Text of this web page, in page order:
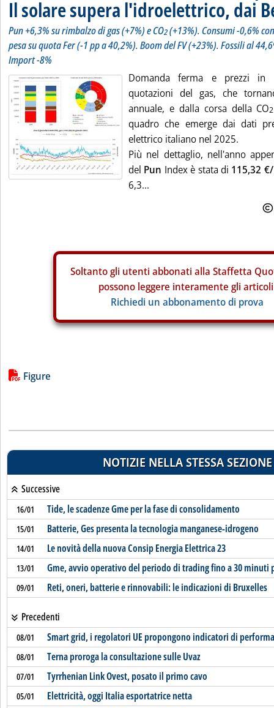
Il solare supera l'idroelettrico, dai
Pun +6,3% su rimbalzo di gas (+7%) e CO2(+13%). Consumi -0,6%
pesa su quota Fer (-1 pp a 40,2%). Boom del FV (+23%). Fossili al
Import -8%
Domanda ferma e prezzi in
quotazioni del gas, che
annuale, e dalla corsa della CO2
quadro che emerge dai dati
elettrico italiano nel 2025.
Più nel dettaglio, nell'anno
del Pun Index è stata di 115,32
6,3...
Soltanto gli utenti abbonati alla Staffetta
possono leggere interamente gli
Richiedi un abbonamento di prova
Lista allegati PDF alla notizia
Figure
NOTIZIE NELLA STESSA SEZIONE
Successive
16/01 Tide, le scadenze Gme per la fase di consolidamento
15/01 Batterie, Ges presenta la tecnologia manganese-idrogeno
14/01 Le novità della nuova Consip Energia Elettrica 23
13/01 Gme, avvio operativo del periodo di trading fino a 30 minuti
09/01 Reti, oneri, batterie e rinnovabili: le indicazioni di Bruxelles
Precedenti
08/01 Smart grid, i regolatori UE propongono indicatori di
08/01 Terna proroga la consultazione sulle Uvaz
07/01 Tyrrhenian Link Ovest, posato il primo cavo
05/01 Elettricità, oggi Italia esportatrice netta